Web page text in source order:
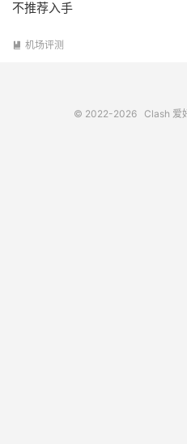
不推荐入手
 机场评测
© 2022-2026 Clash 爱